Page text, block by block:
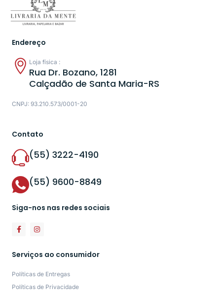
Endereço
Loja física :
Rua Dr. Bozano, 1281
Calçadão de Santa Maria-RS
CNPJ: 93.210.573/0001-20
Contato
(55) 3222-4190
(55) 9600-8849
Siga-nos nas redes sociais
Serviços ao consumidor
Políticas de Entregas
Políticas de Privacidade